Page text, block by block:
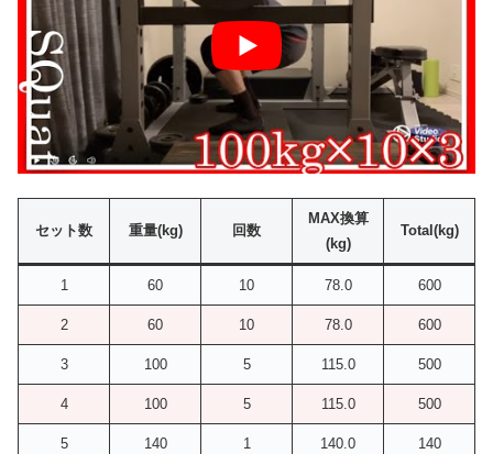
セット数 重量(kg) 回数
MAX換算
(kg)
Total(kg)
1 60 10 78.0 600
2 60 10 78.0 600
3 100 5 115.0 500
4 100 5 115.0 500
5 140 1 140.0 140